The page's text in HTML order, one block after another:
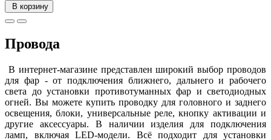
В корзину
Провода
В интернет-магазине представлен широкий выбор проводов
для фар - от подключения ближнего, дальнего и рабочего
света до установки противотуманных фар и светодиодных
огней. Вы можете купить проводку для головного и заднего
освещения, блоки, универсальные реле, кнопку активации и
другие аксессуары. В наличии изделия для подключения
ламп, включая LED-модели. Всё подходит для установки